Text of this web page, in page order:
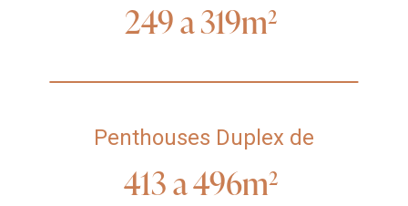
249a319m²
Penthouses Duplex de
413a496m²